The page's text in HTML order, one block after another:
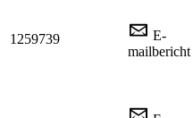
1259739
E-
mailbericht